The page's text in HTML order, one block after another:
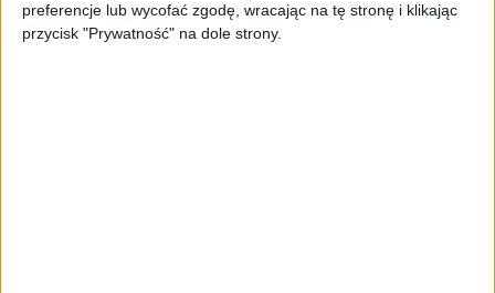
preferencje lub wycofać zgodę, wracając na tę stronę i klikając
przycisk "Prywatność" na dole strony.